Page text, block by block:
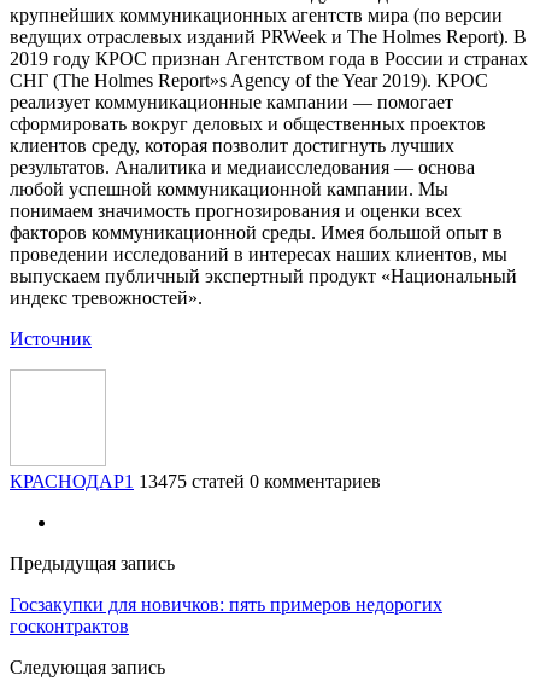
крупнейших коммуникационных агентств мира (по версии
ведущих отраслевых изданий PRWeek и The Holmes Report). В
2019 году КРОС признан Агентством года в России и странах
СНГ (The Holmes Report»s Agency of the Year 2019). КРОС
реализует коммуникационные кампании — помогает
сформировать вокруг деловых и общественных проектов
клиентов среду, которая позволит достигнуть лучших
результатов. Аналитика и медиаисследования — основа
любой успешной коммуникационной кампании. Мы
понимаем значимость прогнозирования и оценки всех
факторов коммуникационной среды. Имея большой опыт в
проведении исследований в интересах наших клиентов, мы
выпускаем публичный экспертный продукт «Национальный
индекс тревожностей».
Источник
КРАСНОДАР1 13475 статей 0 комментариев
Предыдущая запись
Госзакупки для новичков: пять примеров недорогих
госконтрактов
Следующая запись